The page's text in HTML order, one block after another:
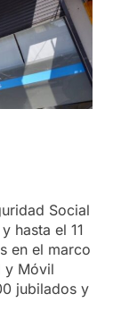
Social
hasta el 11
en el marco
y Móvil
jubilados y